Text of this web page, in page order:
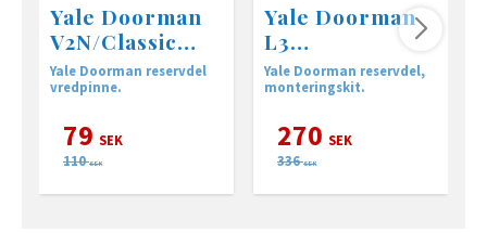
Yale Doorman
V2N/Classic
vredpinne
Yale Doorman reservdel
vredpinne.
79 SEK
110 SEK
Yale Doorman
L3
Monteringskit -
Skruvsats
Yale Doorman reservdel,
monteringskit.
270 SEK
336 SEK